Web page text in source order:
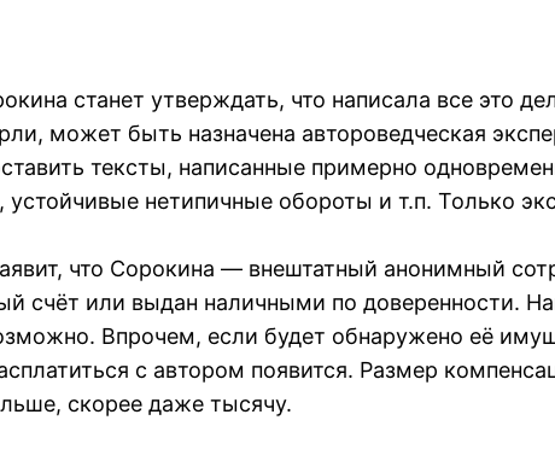
станет утверждать, что написала все это
может быть назначена автороведческая
тексты, написанные примерно
устойчивые нетипичные обороты и т.п. Только
что Сорокина — внештатный анонимный
счёт или выдан наличными по доверенности.
Впрочем, если будет обнаружено её
с автором появится. Размер
скорее даже тысячу.